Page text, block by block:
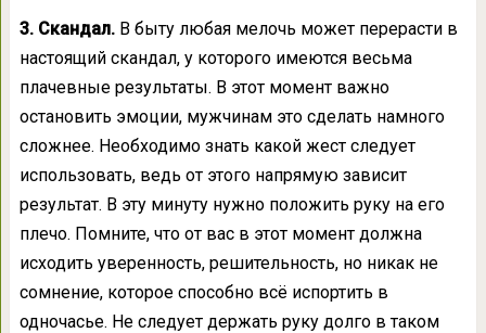
3. Скандал. В быту любая мелочь может перерасти в
настоящий скандал, у которого имеются весьма
плачевные результаты. В этот момент важно
остановить эмоции, мужчинам это сделать намного
сложнее. Необходимо знать какой жест следует
использовать, ведь от этого напрямую зависит
результат. В эту минуту нужно положить руку на его
плечо. Помните, что от вас в этот момент должна
исходить уверенность, решительность, но никак не
сомнение, которое способно всё испортить в
одночасье. Не следует держать руку долго в таком